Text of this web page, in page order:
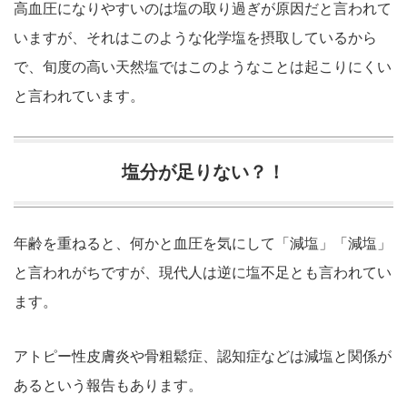
高血圧になりやすいのは塩の取り過ぎが原因だと言われて
いますが、それはこのような化学塩を摂取しているから
で、旬度の高い天然塩ではこのようなことは起こりにくい
と言われています。
塩分が足りない？！
年齢を重ねると、何かと血圧を気にして「減塩」「減塩」
と言われがちですが、現代人は逆に塩不足とも言われてい
ます。
アトピー性皮膚炎や骨粗鬆症、認知症などは減塩と関係が
あるという報告もあります。